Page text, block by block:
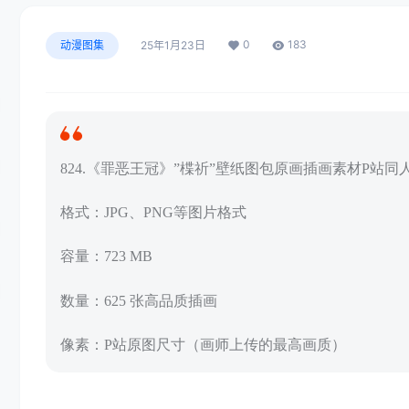
动漫图集 25年1月23日 0 183
824.《罪恶王冠》”楪祈”壁纸图包原画插画素材P站同
格式：JPG、PNG等图片格式
容量：723 MB
数量：625 张高品质插画
像素：P站原图尺寸（画师上传的最高画质）